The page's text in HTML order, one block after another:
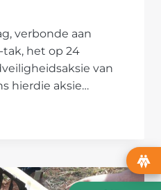
verbonde aan
tak, het op 24
van
hierdie aksie…